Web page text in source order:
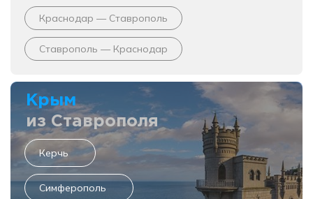
Краснодар — Ставрополь
Ставрополь — Краснодар
Крым
из Ставрополя
Керчь
Симферополь